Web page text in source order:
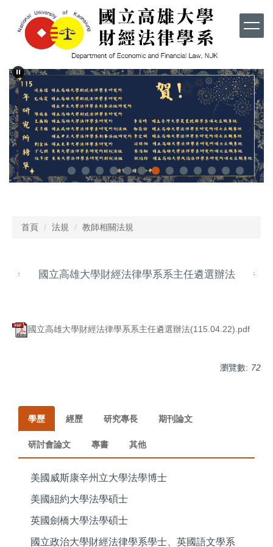
容
區
首頁 法規 教師相關法規
國立高雄大學財經法律學系系主任遴選辦法
國立高雄大學財經法律學系系主任遴選辦法(115.04.22).pdf
瀏覽數: 72
學歷 經歷 研究專長 期刊論文
研討會論文 專書 其他
美國威斯康辛州立大學法學博士
美國紐約大學法學碩士
英國劍橋大學法學碩士
國立政治大學財經法律學系學士、英國語文學系